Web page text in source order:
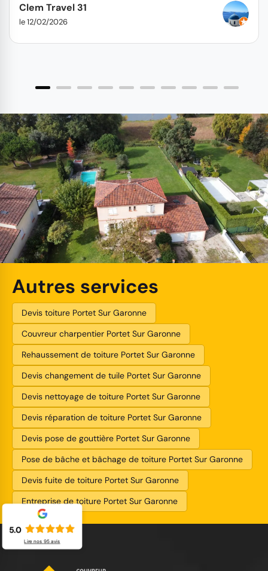
Clem Travel 31
le 12/02/2026
Autres services
Devis toiture Portet Sur Garonne
Couvreur charpentier Portet Sur Garonne
Rehaussement de toiture Portet Sur Garonne
Devis changement de tuile Portet Sur Garonne
Devis nettoyage de toiture Portet Sur Garonne
Devis réparation de toiture Portet Sur Garonne
Devis pose de gouttière Portet Sur Garonne
Pose de bâche et bâchage de toiture Portet Sur Garonne
Devis fuite de toiture Portet Sur Garonne
Entreprise de toiture Portet Sur Garonne
5.0
Lire nos 95avis